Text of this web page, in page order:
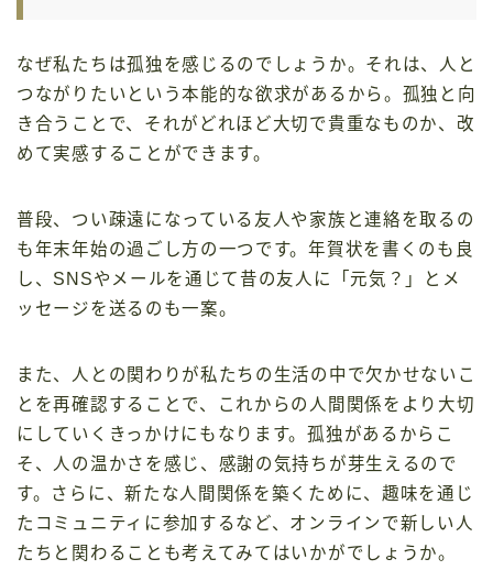
なぜ私たちは孤独を感じるのでしょうか。それは、人と
つながりたいという本能的な欲求があるから。孤独と向
き合うことで、それがどれほど大切で貴重なものか、改
めて実感することができます。
普段、つい疎遠になっている友人や家族と連絡を取るの
も年末年始の過ごし方の一つです。年賀状を書くのも良
し、SNSやメールを通じて昔の友人に「元気？」とメ
ッセージを送るのも一案。
また、人との関わりが私たちの生活の中で欠かせないこ
とを再確認することで、これからの人間関係をより大切
にしていくきっかけにもなります。孤独があるからこ
そ、人の温かさを感じ、感謝の気持ちが芽生えるので
す。さらに、新たな人間関係を築くために、趣味を通じ
たコミュニティに参加するなど、オンラインで新しい人
たちと関わることも考えてみてはいかがでしょうか。